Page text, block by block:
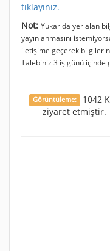
tıklayınız.
Not: Yukarıda yer alan
yayınlanmasını
iletişime geçerek
Talebiniz 3 iş günü içinde
Görüntüleme:
1042
ziyaret etmiştir.